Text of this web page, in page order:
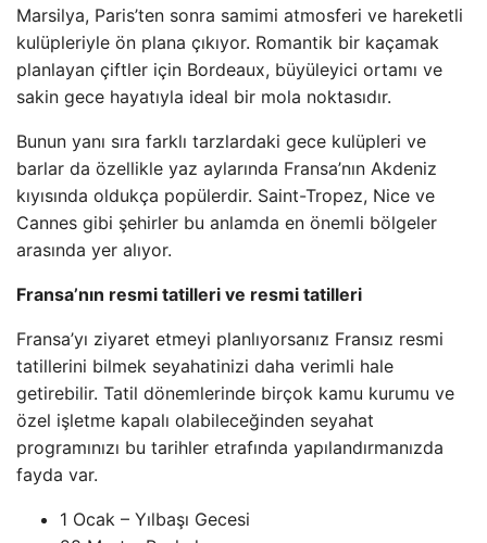
Marsilya, Paris’ten sonra samimi atmosferi ve hareketli
kulüpleriyle ön plana çıkıyor. Romantik bir kaçamak
planlayan çiftler için Bordeaux, büyüleyici ortamı ve
sakin gece hayatıyla ideal bir mola noktasıdır.
Bunun yanı sıra farklı tarzlardaki gece kulüpleri ve
barlar da özellikle yaz aylarında Fransa’nın Akdeniz
kıyısında oldukça popülerdir. Saint-Tropez, Nice ve
Cannes gibi şehirler bu anlamda en önemli bölgeler
arasında yer alıyor.
Fransa’nın resmi tatilleri ve resmi tatilleri
Fransa’yı ziyaret etmeyi planlıyorsanız Fransız resmi
tatillerini bilmek seyahatinizi daha verimli hale
getirebilir. Tatil dönemlerinde birçok kamu kurumu ve
özel işletme kapalı olabileceğinden seyahat
programınızı bu tarihler etrafında yapılandırmanızda
fayda var.
1 Ocak – Yılbaşı Gecesi